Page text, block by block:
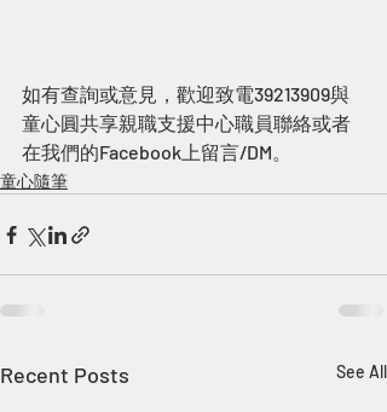
如有查詢或意見，歡迎致電39213909與
童心圓共享親職支援中心職員聯絡或者
在我們的Facebook上留言/DM。
童心隨筆
Recent Posts See All